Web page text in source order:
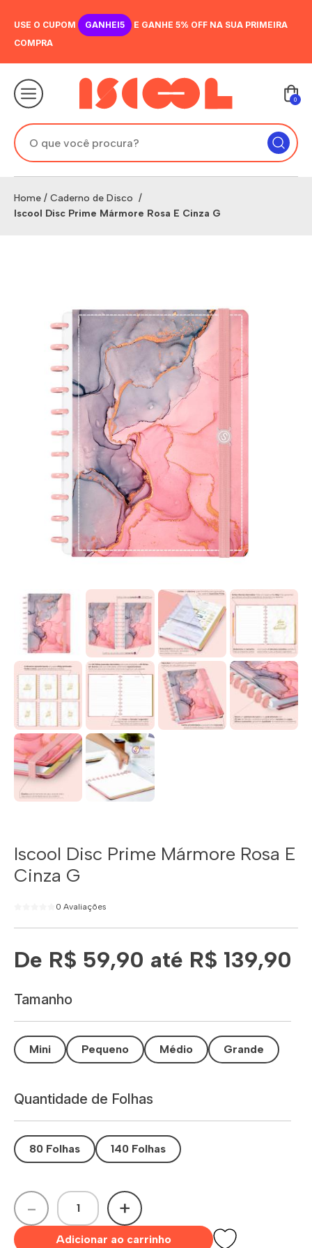
USE O CUPOM GANHEI5
E GANHE 5% OFF NA SUA PRIMEIRA
COMPRA
0
Home / Caderno de Disco /
Iscool Disc Prime Mármore Rosa E Cinza G
Iscool Disc Prime Mármore Rosa E
Cinza G
0 Avaliações
De R$ 59,90 até R$ 139,90
Tamanho
Mini Pequeno Médio Grande
Quantidade de Folhas
80 Folhas 140 Folhas
- +
Adicionar ao carrinho